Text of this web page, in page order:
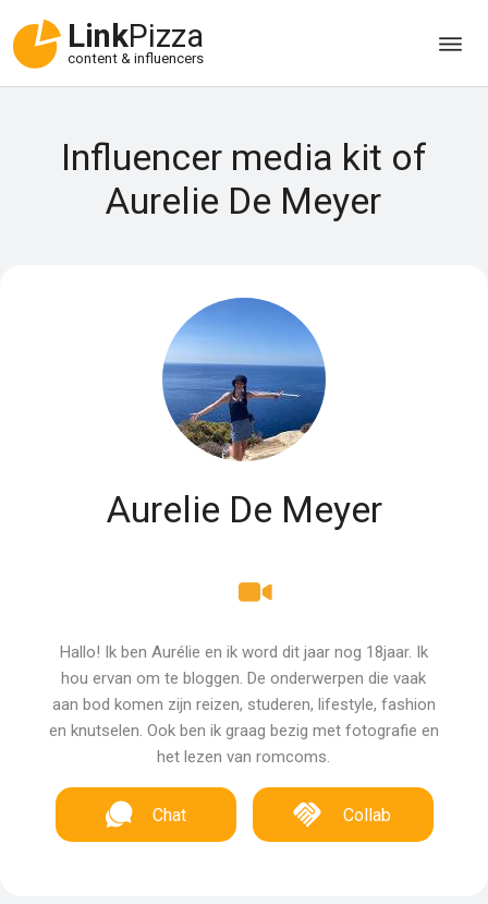
LinkPizza
content & influencers
Influencer media kit of
Aurelie De Meyer
Aurelie De Meyer
Hallo! Ik ben Aurélie en ik word dit jaar nog 18jaar. Ik
hou ervan om te bloggen. De onderwerpen die vaak
aan bod komen zijn reizen, studeren, lifestyle, fashion
en knutselen. Ook ben ik graag bezig met fotografie en
het lezen van romcoms.
Chat Collab